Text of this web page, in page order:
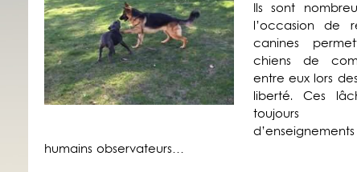
Ils sont
l’occasion de
canines
chiens de
entre eux lors
liberté. Ces
toujours
humains observateurs…